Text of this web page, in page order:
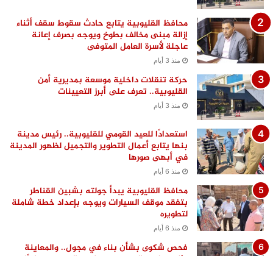
محافظ القليوبية يتابع حادث سقوط سقف أثناء
إزالة مبنى مخالف بطوخ ويوجه بصرف إعانة
عاجلة لأسرة العامل المتوفى
منذ 3 أيام
حركة تنقلات داخلية موسعة بمديرية أمن
القليوبية.. تعرف على أبرز التعيينات
منذ 3 أيام
استعدادًا للعيد القومي للقليوبية.. رئيس مدينة
بنها يتابع أعمال التطوير والتجميل لظهور المدينة
في أبهى صورها
منذ 6 أيام
محافظ القليوبية يبدأ جولته بشبين القناطر
بتفقد موقف السيارات ويوجه بإعداد خطة شاملة
لتطويره
منذ 6 أيام
فحص شكوى بشأن بناء في مجول.. والمعاينة